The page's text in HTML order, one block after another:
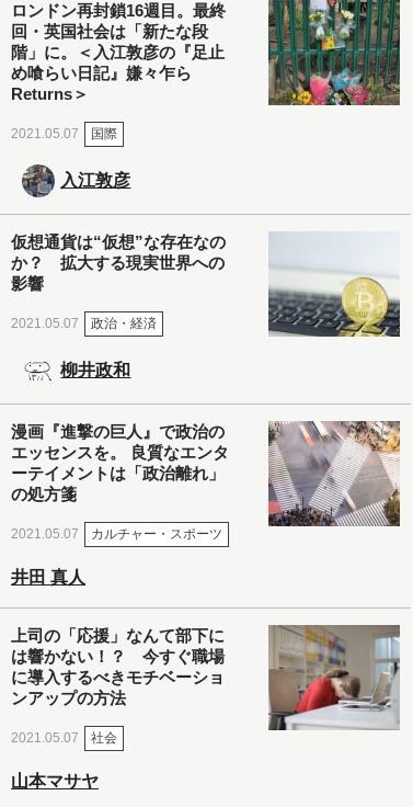
ロンドン再封鎖16週目。最終
回・英国社会は「新たな段
階」に。＜入江敦彦の『足止
め喰らい日記』嫌々乍ら
Returns＞
2021.05.07 国際
入江敦彦
仮想通貨は“仮想”な存在なの
か？ 拡大する現実世界への
影響
2021.05.07 政治・経済
柳井政和
漫画『進撃の巨人』で政治の
エッセンスを。 良質なエンタ
ーテイメントは「政治離れ」
の処方箋
2021.05.07 カルチャー・スポーツ
井田 真人
上司の「応援」なんて部下に
は響かない！？ 今すぐ職場
に導入するべきモチベーショ
ンアップの方法
2021.05.07 社会
山本マサヤ